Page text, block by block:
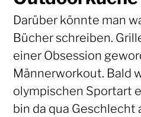
Darüber könnte man
Bücher schreiben.
einer Obsession
Männerworkout. Bald
olympischen Sportart
bin da qua Geschlecht